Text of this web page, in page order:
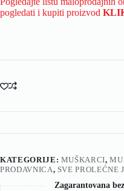
pogledati i kupiti proizvod
KATEGORIJE: MUŠKARCI,
PRODAVNICA, SVE PROLEĆNE
Zagarantovana